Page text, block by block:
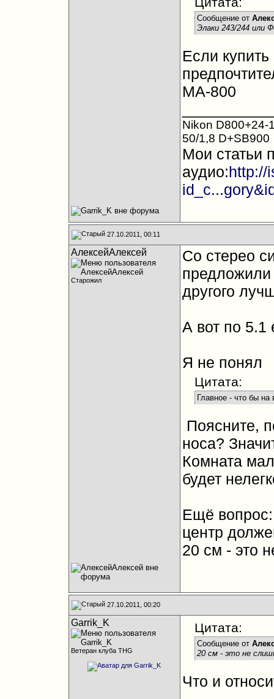
Сообщение от
Элаки 243/244 или
Если
МА-800
Nikon D800+24-
50/1,8 D+SB900
Мои статьи
аудио:http://
27.10.2011, 00:11
АлексейАлексей
Старожил
Со стерео
предложили
другого
А вот по 5.1
Я не понял
Цитата:
Главное - что бы на
Поясните,
носа?
Комната
будет
Ещё вопрос:
центр
20 см - это
27.10.2011, 00:20
Garrik_K
Ветеран клуба THG
Цитата:
Сообщение от
20 см - это не
Что и